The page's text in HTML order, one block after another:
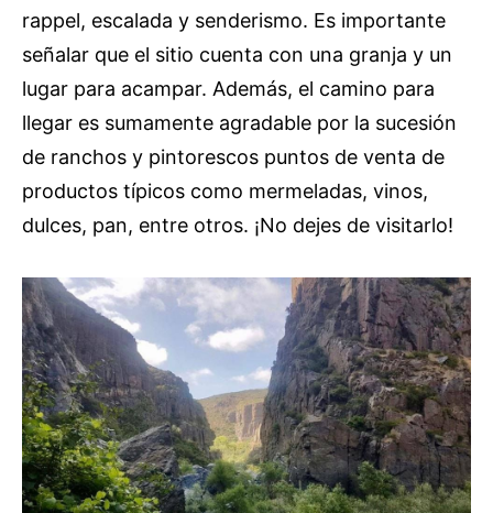
rappel, escalada y senderismo. Es importante
señalar que el sitio cuenta con una granja y un
lugar para acampar. Además, el camino para
llegar es sumamente agradable por la sucesión
de ranchos y pintorescos puntos de venta de
productos típicos como mermeladas, vinos,
dulces, pan, entre otros. ¡No dejes de visitarlo!